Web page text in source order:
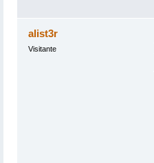
alist3r
Visitante